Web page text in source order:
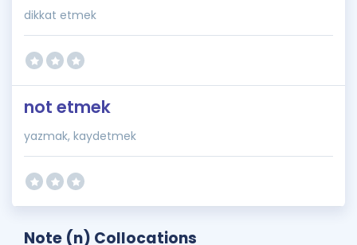
İngilizce Gramer
dikkat etmek
not etmek
yazmak, kaydetmek
Note (n) Collocations